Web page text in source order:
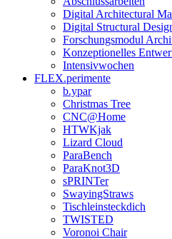
Digital Architectural
Digital Structural
Forschungsmodul
Konzeptionelles
Intensivwochen
FLEX.perimente
b.ypar
Christmas Tree
CNC@Home
HTWKjak
Lizard Cloud
ParaBench
ParaKnot3D
sPRINTer
SwayingStraws
Tischleinsteckdich
TWISTED
Voronoi Chair